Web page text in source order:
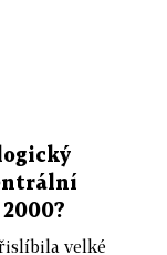
velké